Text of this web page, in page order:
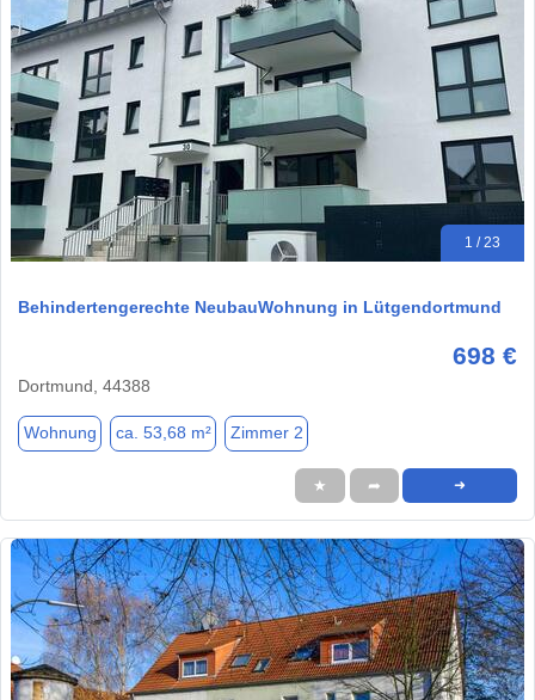
1 / 23
Behindertengerechte NeubauWohnung in Lütgendortmund
698 €
Dortmund, 44388
Wohnung ca. 53,68 m² Zimmer 2
★ ➦ ➜